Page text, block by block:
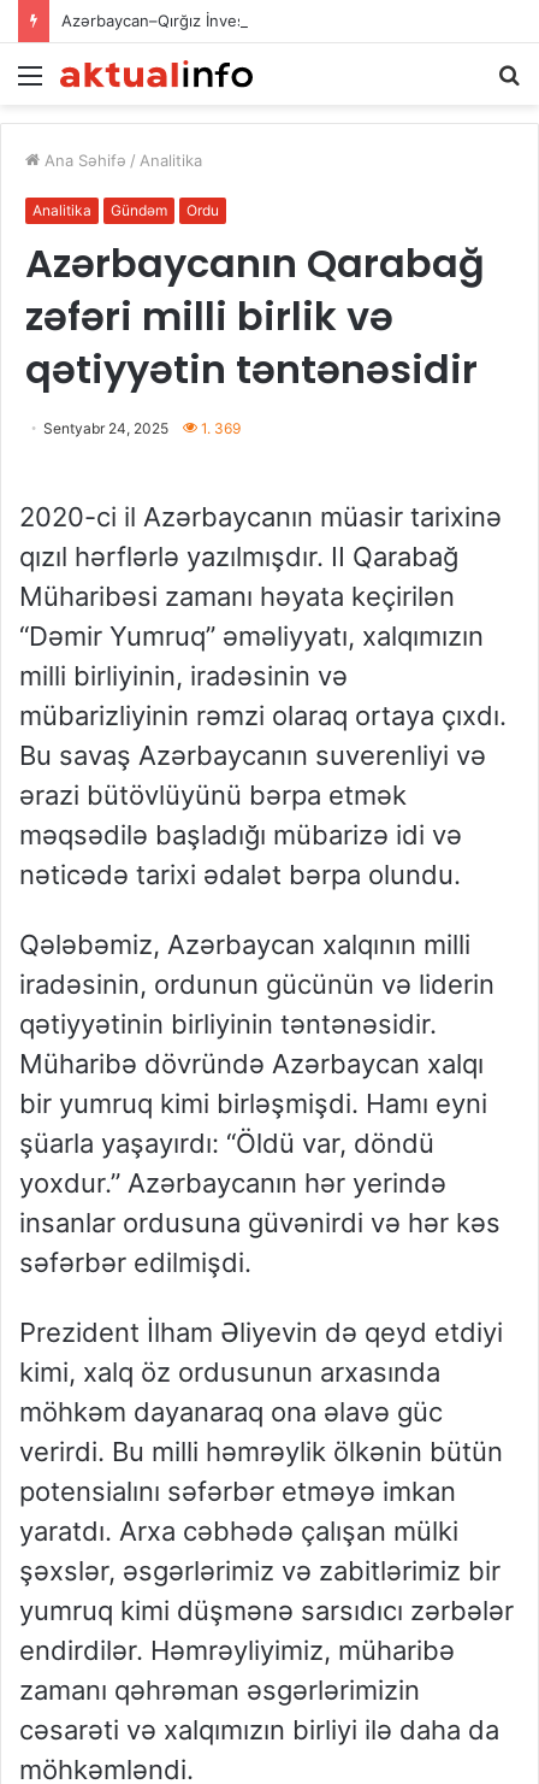
Menu
Ana Səhifə / Analitika
Analitika Gündəm Ordu
Azərbaycanın Qarabağ
zəfəri milli birlik və
qətiyyətin təntənəsidir
Sentyabr 24, 2025 1. 369
2020-ci il Azərbaycanın müasir tarixinə
qızıl hərflərlə yazılmışdır. II Qarabağ
Müharibəsi zamanı həyata keçirilən
“Dəmir Yumruq” əməliyyatı, xalqımızın
milli birliyinin, iradəsinin və
mübarizliyinin rəmzi olaraq ortaya çıxdı.
Bu savaş Azərbaycanın suverenliyi və
ərazi bütövlüyünü bərpa etmək
məqsədilə başladığı mübarizə idi və
nəticədə tarixi ədalət bərpa olundu.
Qələbəmiz, Azərbaycan xalqının milli
iradəsinin, ordunun gücünün və liderin
qətiyyətinin birliyinin təntənəsidir.
Müharibə dövründə Azərbaycan xalqı
bir yumruq kimi birləşmişdi. Hamı eyni
şüarla yaşayırdı: “Öldü var, döndü
yoxdur.” Azərbaycanın hər yerində
insanlar ordusuna güvənirdi və hər kəs
səfərbər edilmişdi.
Prezident İlham Əliyevin də qeyd etdiyi
kimi, xalq öz ordusunun arxasında
möhkəm dayanaraq ona əlavə güc
verirdi. Bu milli həmrəylik ölkənin bütün
potensialını səfərbər etməyə imkan
yaratdı. Arxa cəbhədə çalışan mülki
şəxslər, əsgərlərimiz və zabitlərimiz bir
yumruq kimi düşmənə sarsıdıcı zərbələr
endirdilər. Həmrəyliyimiz, müharibə
zamanı qəhrəman əsgərlərimizin
cəsarəti və xalqımızın birliyi ilə daha da
möhkəmləndi.